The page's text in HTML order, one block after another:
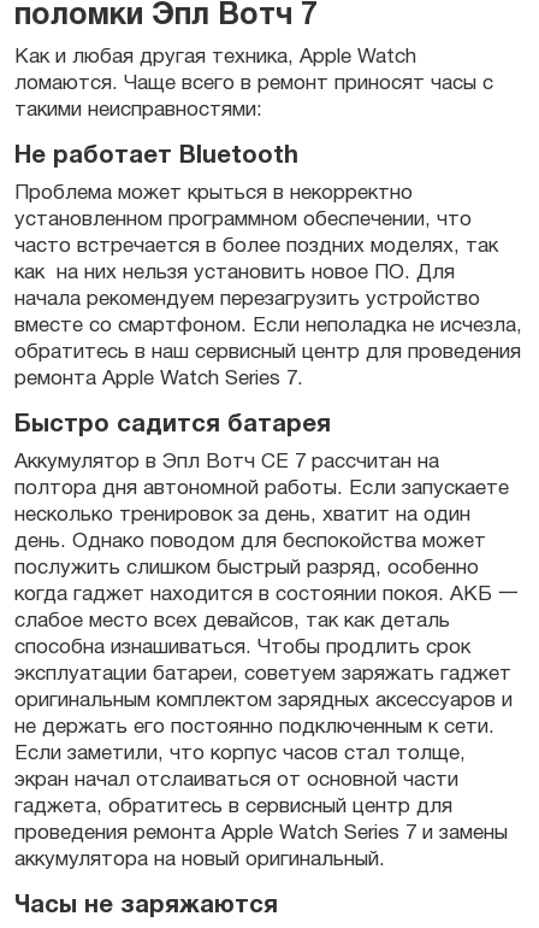
поломки Эпл Вотч 7
Как и любая другая техника, Apple Watch
ломаются. Чаще всего в ремонт приносят часы с
такими неисправностями:
Не работает Bluetooth
Проблема может крыться в некорректно
установленном программном обеспечении, что
часто встречается в более поздних моделях, так
как на них нельзя установить новое ПО. Для
начала рекомендуем перезагрузить устройство
вместе со смартфоном. Если неполадка не исчезла,
обратитесь в наш сервисный центр для проведения
ремонта Apple Watch Series 7.
Быстро садится батарея
Аккумулятор в Эпл Вотч СЕ 7 рассчитан на
полтора дня автономной работы. Если запускаете
несколько тренировок за день, хватит на один
день. Однако поводом для беспокойства может
послужить слишком быстрый разряд, особенно
когда гаджет находится в состоянии покоя. АКБ 一
слабое место всех девайсов, так как деталь
способна изнашиваться. Чтобы продлить срок
эксплуатации батареи, советуем заряжать гаджет
оригинальным комплектом зарядных аксессуаров и
не держать его постоянно подключенным к сети.
Если заметили, что корпус часов стал толще,
экран начал отслаиваться от основной части
гаджета, обратитесь в сервисный центр для
проведения ремонта Apple Watch Series 7 и замены
аккумулятора на новый оригинальный.
Часы не заряжаются